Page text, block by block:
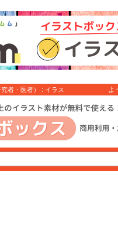
者・医者） : イラス
よ